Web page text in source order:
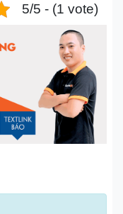
5/5 - (1 vote)